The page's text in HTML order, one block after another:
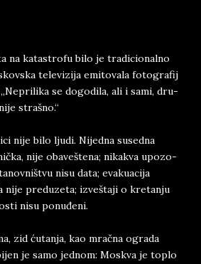
na ka­ta­stro­fu bilo je tra­di­ci­o­nal­no
te­le­vi­zi­ja emi­to­va­la fo­to­gra­fi­j
se do­go­di­la, ali i sami, dru­
strašno.“
nije bilo lju­di. Ni­jed­na su­sed­na
nije oba­ve­šte­na; ni­ka­kva upo­zo­
nisu data; eva­ku­a­ci­ja
nije pred­u­ze­ta; iz­ve­šta­ji o kre­tan­ju
nisu po­nu­đe­ni.
zid ćutan­ja, kao mračna ogra­da
je samo jed­nom: Mo­skva je to­plo